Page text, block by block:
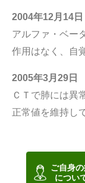
2004年12月14日
アルファ・ベー
作用はなく、自
2005年3月29日
ＣＴで肺には異
正常値を維持し
ご自身
につい